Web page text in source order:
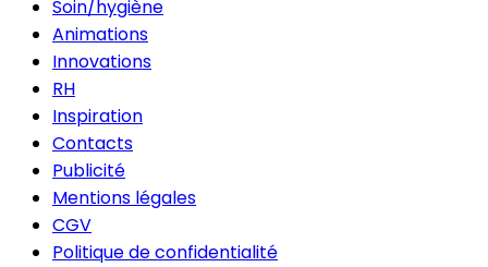
Soin/hygiène
Animations
Innovations
RH
Inspiration
Contacts
Publicité
Mentions légales
CGV
Politique de confidentialité